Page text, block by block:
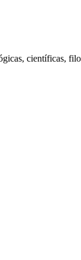
científicas,